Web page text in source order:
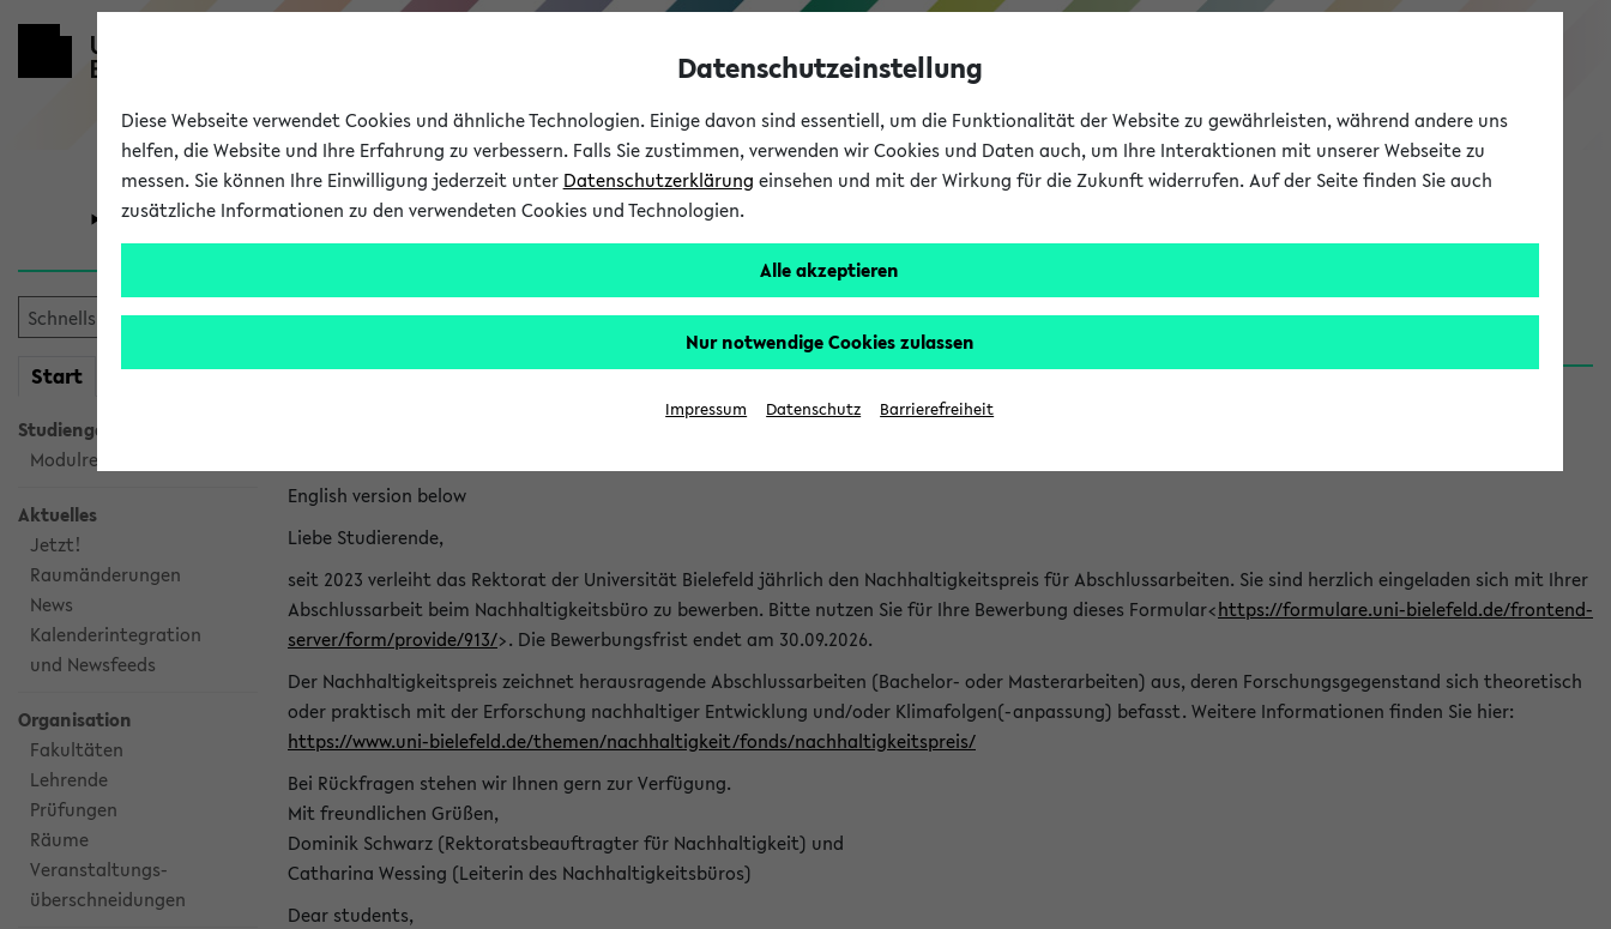
eKVV
Universität Forschung Studium
Start meineKVV
Studiengangsauswahl
Modulrecherche
Aktuelles
Jetzt!
Raumänderungen
News
Kalenderintegration
und Newsfeeds
Organisation
Fakultäten
Lehrende
Prüfungen
Räume
Veranstaltungs-
überschneidungen
eKVV News
Nachhaltigkeitspreis 2026: Bewerbungsphase gestartet (06.08.26)
English version below
Liebe Studierende,
seit 2023 verleiht das Rektorat der Universität Bielefeld jährlich den Nachhaltigkeitspreis für Abschlussarbeiten. Sie sind herzlich eingeladen sich mit Ihrer
Abschlussarbeit beim Nachhaltigkeitsbüro zu bewerben. Bitte nutzen Sie für Ihre Bewerbung dieses Formular<https://formulare.uni-bielefeld.de/frontend-
server/form/provide/913/>. Die Bewerbungsfrist endet am 30.09.2026.
Der Nachhaltigkeitspreis zeichnet herausragende Abschlussarbeiten (Bachelor- oder Masterarbeiten) aus, deren Forschungsgegenstand sich theoretisch
oder praktisch mit der Erforschung nachhaltiger Entwicklung und/oder Klimafolgen(-anpassung) befasst. Weitere Informationen finden Sie hier:
https://www.uni-bielefeld.de/themen/nachhaltigkeit/fonds/nachhaltigkeitspreis/
Bei Rückfragen stehen wir Ihnen gern zur Verfügung.
Mit freundlichen Grüßen,
Dominik Schwarz (Rektoratsbeauftragter für Nachhaltigkeit) und
Catharina Wessing (Leiterin des Nachhaltigkeitsbüros)
Dear students,
Datenschutzeinstellung
Diese Webseite verwendet Cookies und ähnliche Technologien. Einige davon sind essentiell, um die Funktionalität der Website zu gewährleisten, während andere uns
helfen, die Website und Ihre Erfahrung zu verbessern. Falls Sie zustimmen, verwenden wir Cookies und Daten auch, um Ihre Interaktionen mit unserer Webseite zu
messen. Sie können Ihre Einwilligung jederzeit unter Datenschutzerklärung einsehen und mit der Wirkung für die Zukunft widerrufen. Auf der Seite finden Sie auch
zusätzliche Informationen zu den verwendeten Cookies und Technologien.
Alle akzeptieren
Nur notwendige Cookies zulassen
Impressum Datenschutz Barrierefreiheit